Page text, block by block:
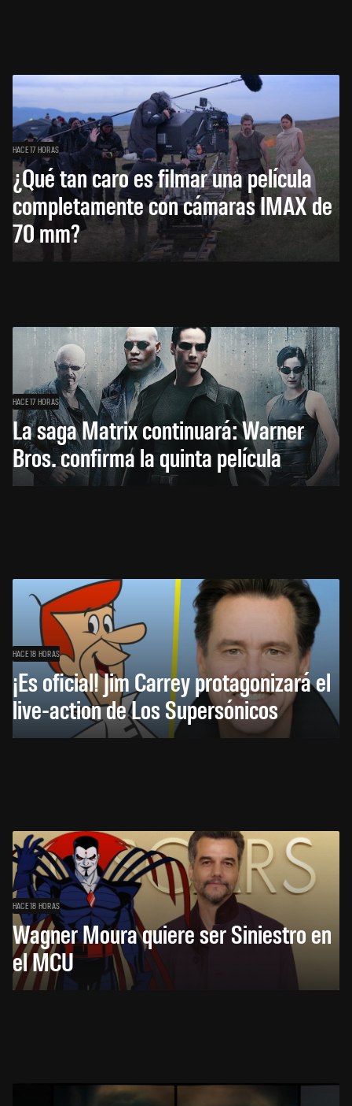
HACE 17 HORAS
¿Qué tan caro es filmar una película
completamente con cámaras IMAX de
70 mm?
HACE 17 HORAS
La saga Matrix continuará: Warner
Bros. confirma la quinta película
HACE 18 HORAS
¡Es oficial! Jim Carrey protagonizará el
live-action de Los Supersónicos
HACE 18 HORAS
Wagner Moura quiere ser Siniestro en
el MCU